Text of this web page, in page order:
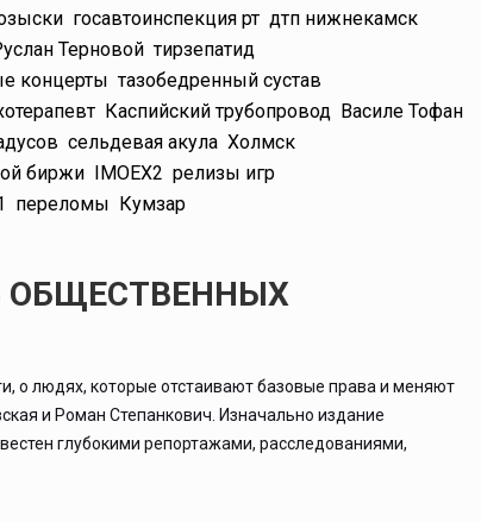
госавтоинспекция рт дтп нижнекамск
Терновой тирзепатид
концерты тазобедренный сустав
Каспийский трубопровод Василе Тофан
сельдевая акула Холмск
биржи IMOEX2 релизы игр
переломы Кумзар
ОБЩЕСТВЕННЫХ
о людях, которые отстаивают базовые права и меняют
и Роман Степанкович. Изначально издание
глубокими репортажами, расследованиями,